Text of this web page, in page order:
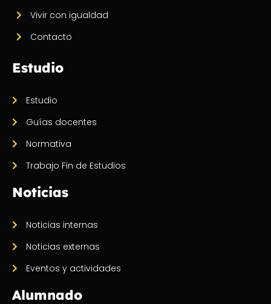
Vivir con igualdad
Contacto
Estudio
Estudio
Guías docentes
Normativa
Trabajo Fin de Estudios
Noticias
Noticias internas
Noticias externas
Eventos y actividades
Alumnado